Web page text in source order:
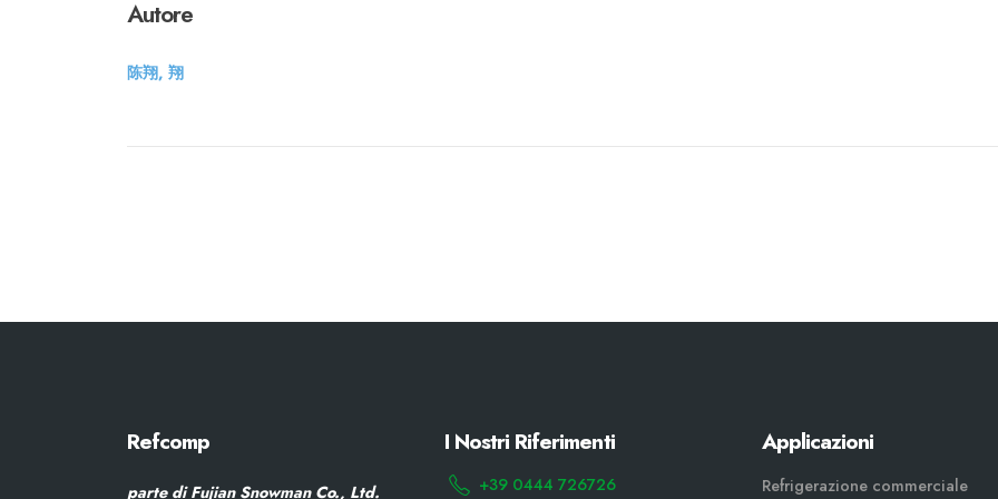
Autore
陈翔, 翔
Refcomp
parte di Fujian Snowman Co., Ltd.
I Nostri Riferimenti
+39 0444 726726
Applicazioni
Refrigerazione commerciale